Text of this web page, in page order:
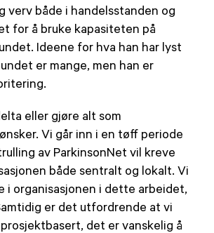
verv både i handelsstanden og
for å bruke kapasiteten på
Ideene for hva han har lyst
er mange, men han er
eller gjøre alt som
Vi går inn i en tøff periode
av ParkinsonNet vil kreve
både sentralt og lokalt. Vi
i organisasjonen i dette arbeidet,
er det utfordrende at vi
det er vanskelig å